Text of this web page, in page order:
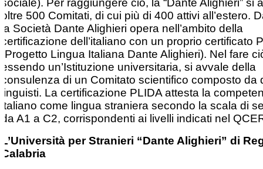
sociale). Per raggiungere ciò, la “Dante Alighieri” si
oltre 500 Comitati, di cui più di 400 attivi all’estero.
la Società Dante Alighieri opera nell’ambito della
certificazione dell’italiano con un proprio certificato
(Progetto Lingua Italiana Dante Alighieri). Nel fare
essendo un’Istituzione universitaria, si avvale della
consulenza di un Comitato scientifico composto da
linguisti. La certificazione PLIDA attesta la
italiano come lingua straniera secondo la scala di
da A1 a C2, corrispondenti ai livelli indicati nel
L’Università per Stranieri “Dante Alighieri” di
Calabria